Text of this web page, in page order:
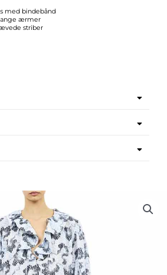
med bindebånd
ærmer
striber